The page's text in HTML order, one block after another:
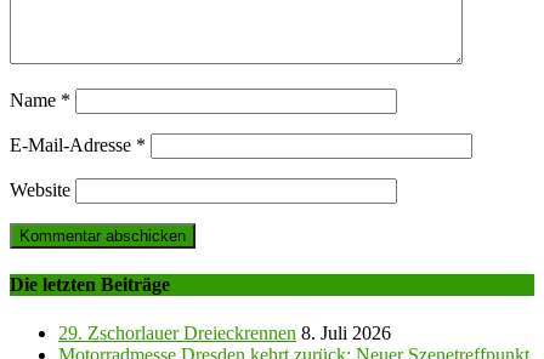
Name *
E-Mail-Adresse *
Website
Die letzten Beiträge
29. Zschorlauer Dreieckrennen 8. Juli 2026
Motorradmesse Dresden kehrt zurück: Neuer Szenetreffpunkt